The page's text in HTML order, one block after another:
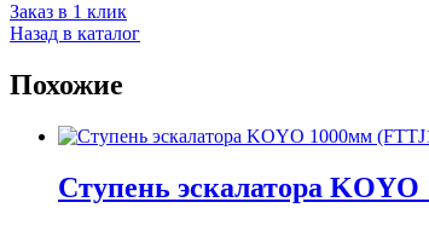
Заказ в 1 клик
Назад в каталог
Похожие
Ступень эскалатора